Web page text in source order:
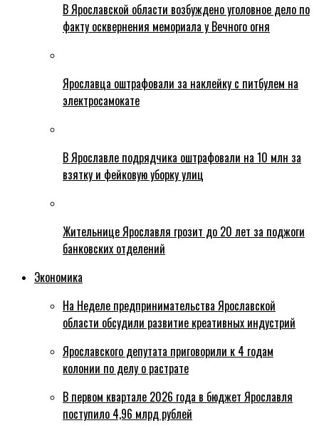
В Ярославской области возбуждено уголовное дело по
факту осквернения мемориала у Вечного огня
Ярославца оштрафовали за наклейку с питбулем на
электросамокате
В Ярославле подрядчика оштрафовали на 10 млн за
взятку и фейковую уборку улиц
Жительнице Ярославля грозит до 20 лет за поджоги
банковских отделений
Экономика
На Неделе предпринимательства Ярославской
области обсудили развитие креативных индустрий
Ярославского депутата приговорили к 4 годам
колонии по делу о растрате
В первом квартале 2026 года в бюджет Ярославля
поступило 4,96 млрд рублей